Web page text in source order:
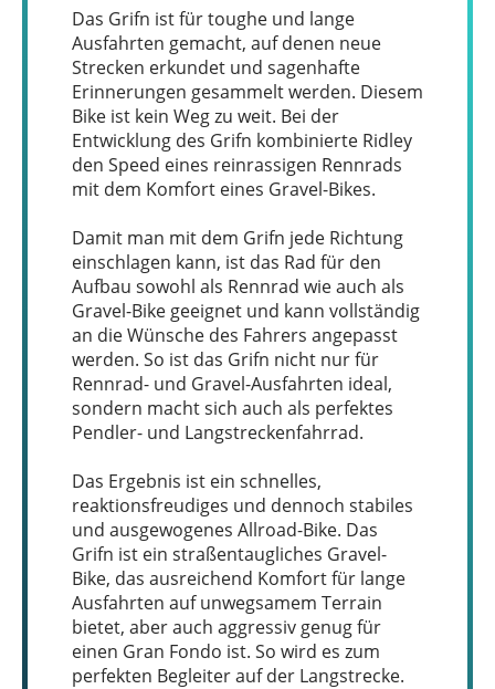
Das Grifn ist für toughe und lange
Ausfahrten gemacht, auf denen neue
Strecken erkundet und sagenhafte
Erinnerungen gesammelt werden. Diesem
Bike ist kein Weg zu weit. Bei der
Entwicklung des Grifn kombinierte Ridley
den Speed eines reinrassigen Rennrads
mit dem Komfort eines Gravel-Bikes.
Damit man mit dem Grifn jede Richtung
einschlagen kann, ist das Rad für den
Aufbau sowohl als Rennrad wie auch als
Gravel-Bike geeignet und kann vollständig
an die Wünsche des Fahrers angepasst
werden. So ist das Grifn nicht nur für
Rennrad- und Gravel-Ausfahrten ideal,
sondern macht sich auch als perfektes
Pendler- und Langstreckenfahrrad.
Das Ergebnis ist ein schnelles,
reaktionsfreudiges und dennoch stabiles
und ausgewogenes Allroad-Bike. Das
Grifn ist ein straßentaugliches Gravel-
Bike, das ausreichend Komfort für lange
Ausfahrten auf unwegsamem Terrain
bietet, aber auch aggressiv genug für
einen Gran Fondo ist. So wird es zum
perfekten Begleiter auf der Langstrecke.